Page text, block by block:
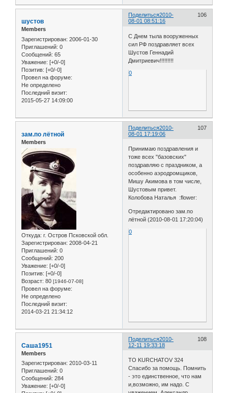
Поделиться 106
2010-
08-01 08:51:16
шустов
Members
Зарегистрирован: 2006-01-30
Приглашений: 0
Сообщений: 65
Уважение: [+0/-0]
Позитив: [+0/-0]
Провел на форуме:
Не определено
Последний визит:
2015-05-27 14:09:00
С Днем тыла вооруженных
сил РФ поздравляет всех
Шустов Геннадий
Дмитриевич!!!!!!!!!
0
Поделиться 107
2010-
08-01 17:19:06
зам.по лётной
Members
Откуда: г. Остров Псковской обл.
Зарегистрирован: 2008-04-21
Приглашений: 0
Сообщений: 200
Уважение: [+0/-0]
Позитив: [+0/-0]
Возраст: 80 [1946-07-08]
Провел на форуме:
Не определено
Последний визит:
2014-03-21 21:34:12
Принимаю поздравления и
тоже всех "базовских"
поздравляю с праздником, а
особенно аэродромщиков,
Мишу Акимова в том числе,
Шустовым привет.
Колобова Наталья :flower:
Отредактировано зам.по
лётной (2010-08-01 17:20:04)
0
Поделиться 108
2010-
12-11 19:33:18
Саша1951
Members
Зарегистрирован: 2010-03-11
Приглашений: 0
Сообщений: 284
Уважение: [+0/-0]
TO KURCHATOV 324
Спасибо за помощь. Помнить
- это единственное, что нам
и,возможно, им надо. С